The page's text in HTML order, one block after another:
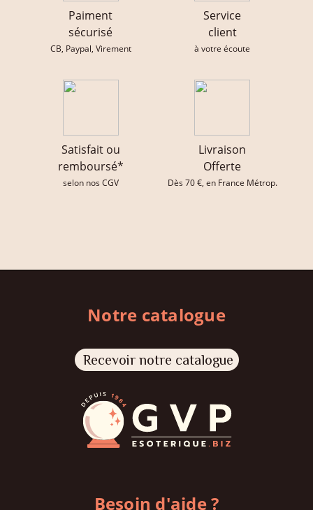
Paiment
sécurisé
CB, Paypal, Virement
Service
client
à votre écoute
Satisfait ou
remboursé*
selon nos CGV
Livraison
Offerte
Dès 70 €, en France Métrop.
Notre catalogue
Recevoir notre catalogue
Besoin d'aide ?